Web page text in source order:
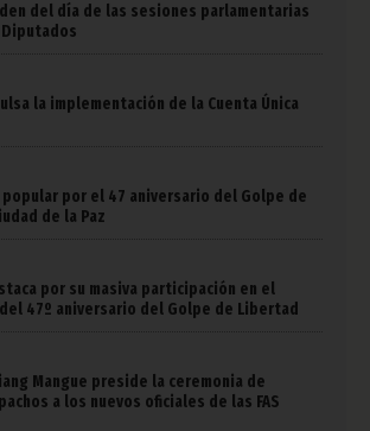
del día de las sesiones parlamentarias
Diputados
la implementación de la Cuenta Única
por el 47 aniversario del Golpe de
de la Paz
por su masiva participación en el
47º aniversario del Golpe de Libertad
Mangue preside la ceremonia de
a los nuevos oficiales de las FAS